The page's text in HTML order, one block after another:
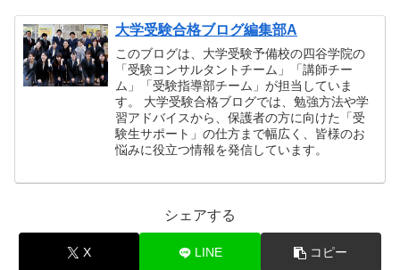
大学受験合格ブログ編集部A
このブログは、大学受験予備校の四谷学院の
「受験コンサルタントチーム」「講師チー
ム」「受験指導部チーム」が担当していま
す。 大学受験合格ブログでは、勉強方法や学
習アドバイスから、保護者の方に向けた「受
験生サポート」の仕方まで幅広く、皆様のお
悩みに役立つ情報を発信しています。
シェアする
X LINE コピー